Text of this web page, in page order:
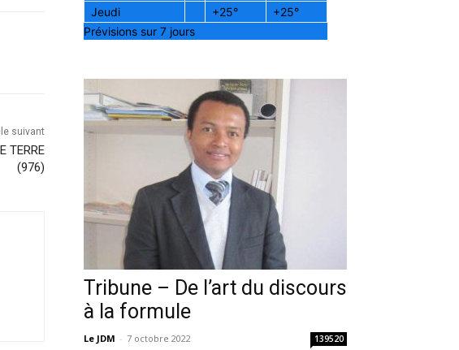
suivant
TERRE
(976)
Jeudi
+25° +25°
Prévisions sur 7 jours
Tribune – De l’art du discours
à la formule
Le JDM - 7 octobre 2022 139520